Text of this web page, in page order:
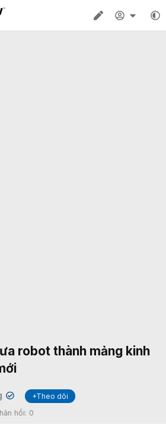
robot thành mảng kinh
✔
+Theo dõi
hồi: 0